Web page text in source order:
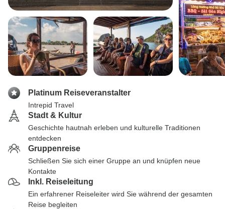
Platinum Reiseveranstalter
Intrepid Travel
Stadt & Kultur
Geschichte hautnah erleben und kulturelle Traditionen
entdecken
Gruppenreise
Schließen Sie sich einer Gruppe an und knüpfen neue
Kontakte
Inkl. Reiseleitung
Ein erfahrener Reiseleiter wird Sie während der gesamten
Reise begleiten